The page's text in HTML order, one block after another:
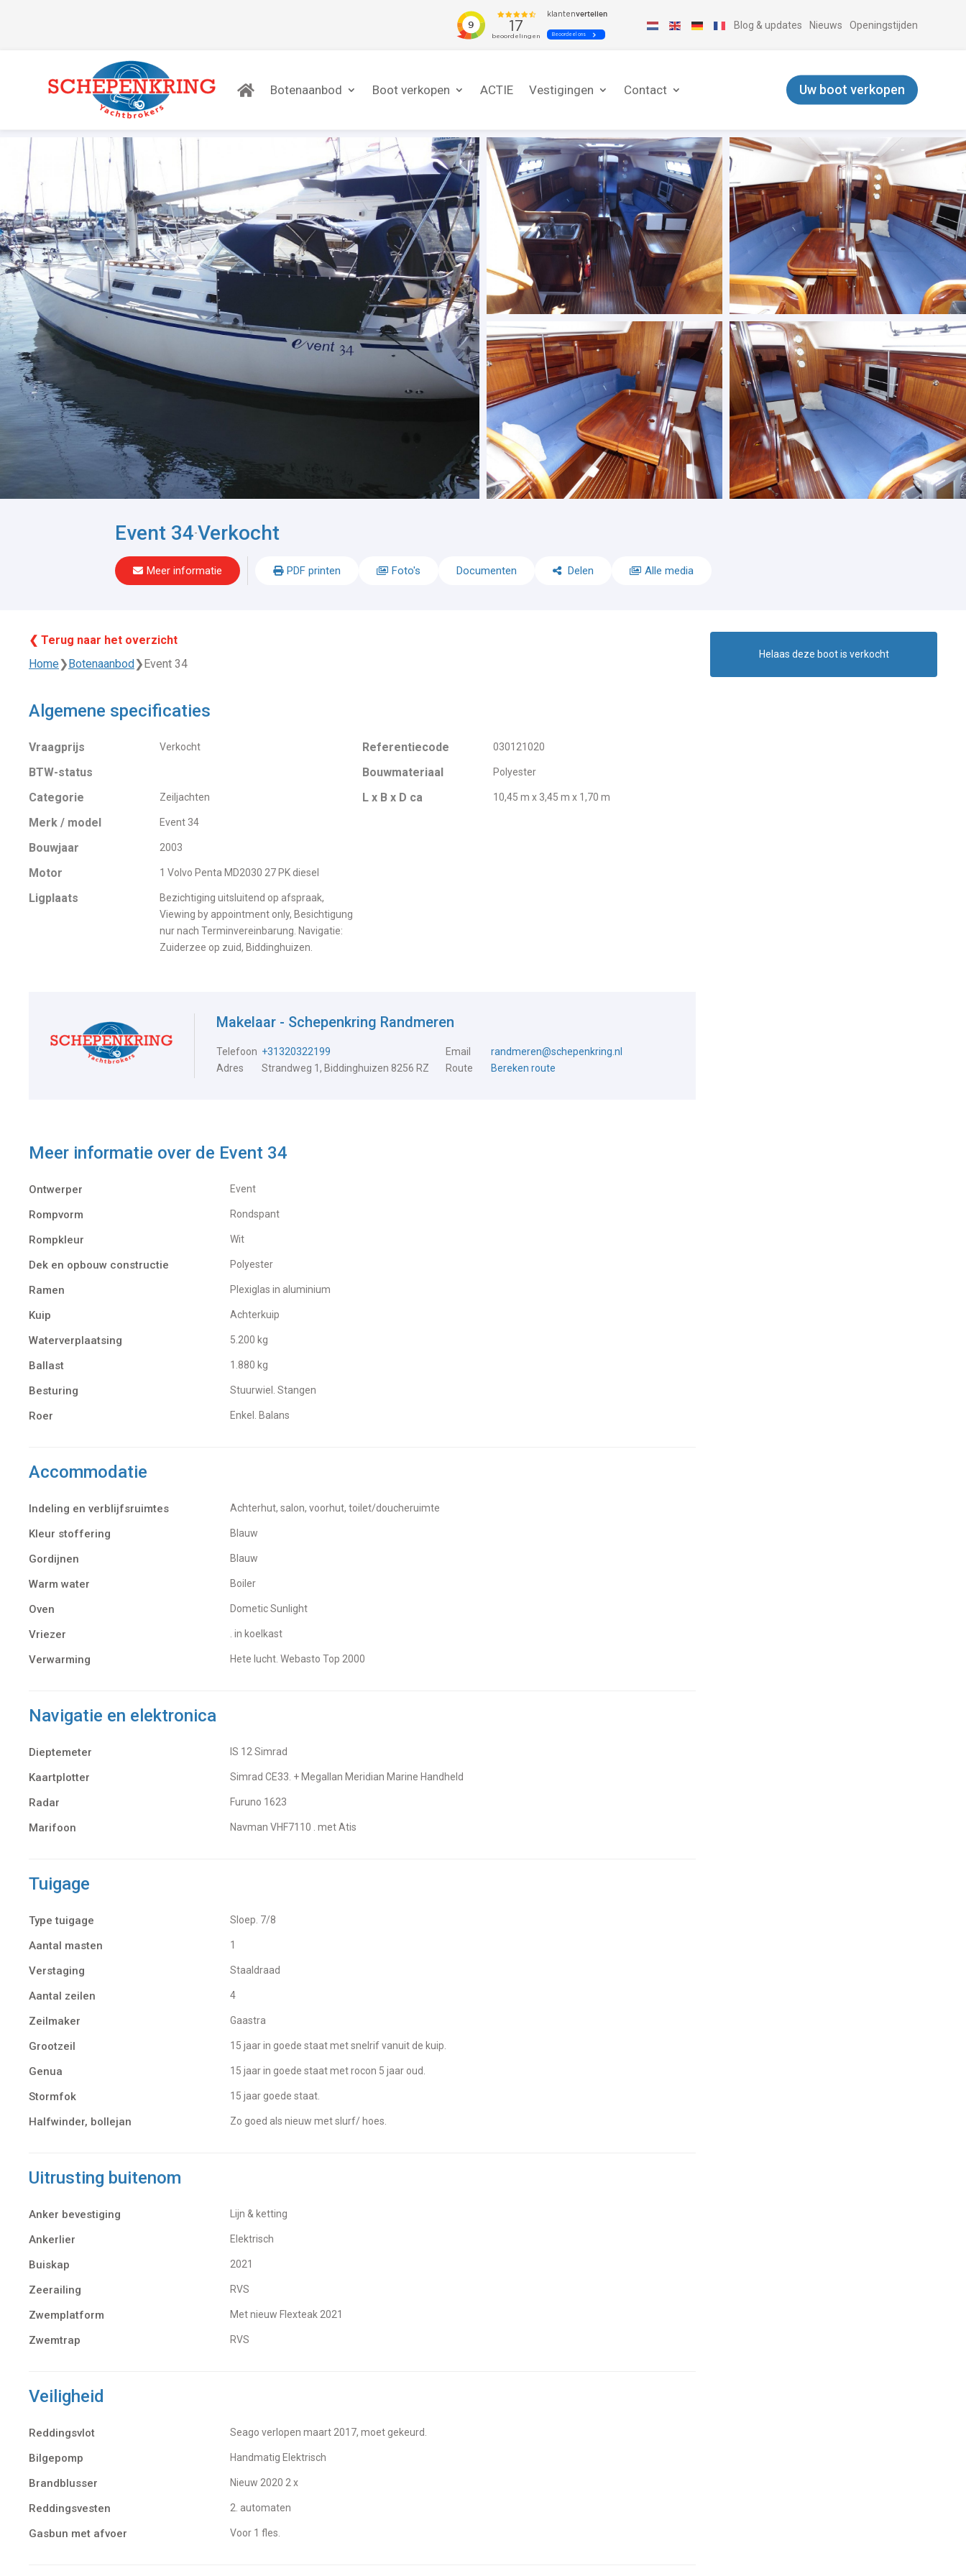
Blog & updates Nieuws Openingstijden
Botenaanbod Boot verkopen ACTIE Vestigingen Contact Uw boot verkopen
Event 34-Verkocht
Meer informatie PDF printen Foto's Documenten Delen Alle media
❮ Terug naar het overzicht
Home❯Botenaanbod❯Event 34
Algemene specificaties
Vraagprijs Verkocht
BTW-status
Categorie
Zeiljachten
Merk / model Event 34
Bouwjaar 2003
Motor 1 Volvo Penta MD2030 27 PK diesel
Ligplaats
Bezichtiging uitsluitend op afspraak,
Viewing by appointment only, Besichtigung
nur nach Terminvereinbarung. Navigatie:
Zuiderzee op zuid, Biddinghuizen.
Referentiecode 030121020
Bouwmateriaal Polyester
L x B x D ca 10,45 m x 3,45 m x 1,70 m
Makelaar - Schepenkring Randmeren
Telefoon +31320322199 Email
randmeren@schepenkring.nl
Adres
Strandweg 1, Biddinghuizen 8256 RZ Route Bereken route
Meer informatie over de Event 34
Ontwerper Event
Rompvorm Rondspant
Rompkleur Wit
Dek en opbouw constructie Polyester
Ramen Plexiglas in aluminium
Kuip Achterkuip
Waterverplaatsing 5.200 kg
Ballast 1.880 kg
Besturing Stuurwiel. Stangen
Roer Enkel. Balans
Accommodatie
Indeling en verblijfsruimtes Achterhut, salon, voorhut, toilet/doucheruimte
Kleur stoffering Blauw
Gordijnen blauw
Warm water boiler
Oven Dometic Sunlight
Vriezer . in koelkast
Verwarming hete lucht. Webasto Top 2000
Navigatie en elektronica
Dieptemeter IS 12 Simrad
Kaartplotter Simrad CE33. + Megallan Meridian Marine Handheld
Radar Furuno 1623
Marifoon Navman VHF7110 . met Atis
Tuigage
Type tuigage Sloep. 7/8
Aantal masten 1
Verstaging Staaldraad
Aantal zeilen 4
Zeilmaker Gaastra
Grootzeil 15 jaar in goede staat met snelrif vanuit de kuip.
Genua 15 jaar in goede staat met rocon 5 jaar oud.
Stormfok 15 jaar goede staat.
Halfwinder, bollejan zo goed als nieuw met slurf/ hoes.
Uitrusting buitenom
Anker bevestiging Lijn & ketting
Ankerlier Elektrisch
Buiskap 2021
Zeerailing RVS
Zwemplatform met nieuw Flexteak 2021
Zwemtrap RVS
Veiligheid
Reddingsvlot Seago verlopen maart 2017, moet gekeurd.
Bilgepomp Handmatig Elektrisch
Brandblusser nieuw 2020 2 x
Reddingsvesten 2. automaten
Gasbun met afvoer voor 1 fles.
Helaas deze boot is verkocht